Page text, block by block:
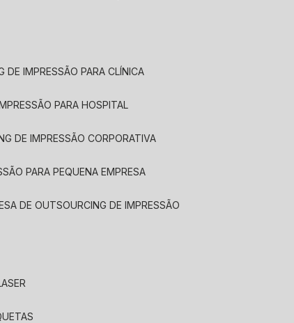
DE IMPRESSÃO PARA CLÍNICA
PARA HOSPITAL
DE IMPRESSÃO CORPORATIVA
PARA PEQUENA EMPRESA
DE OUTSOURCING DE IMPRESSÃO